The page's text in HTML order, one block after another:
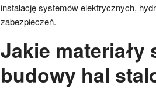
instalację systemów elektrycznych,
zabezpieczeń.
Jakie materiały
budowy hal